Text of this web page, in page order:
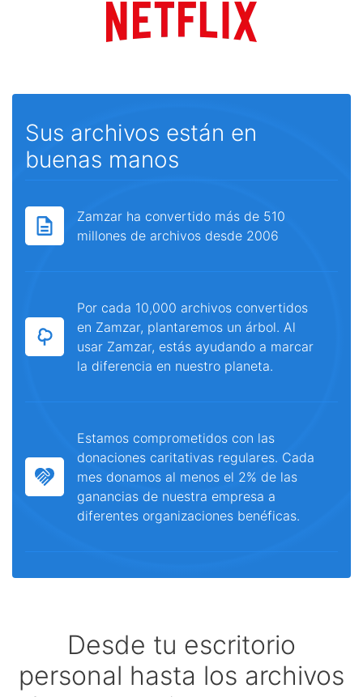
Sus archivos están en
buenas manos
Zamzar ha convertido más de 510
millones de archivos desde 2006
Por cada 10,000 archivos convertidos
en Zamzar, plantaremos un árbol. Al
usar Zamzar, estás ayudando a marcar
la diferencia en nuestro planeta.
Estamos comprometidos con las
donaciones caritativas regulares. Cada
mes donamos al menos el 2% de las
ganancias de nuestra empresa a
diferentes organizaciones benéficas.
Desde tu escritorio
personal hasta los archivos